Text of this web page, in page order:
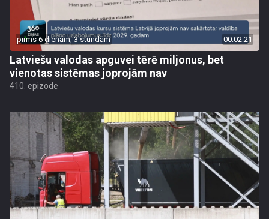
pirms 6 dienām, 3 stundām 00:02:21
Latviešu valodas apguvei tērē miljonus, bet
vienotas sistēmas joprojām nav
410. epizode